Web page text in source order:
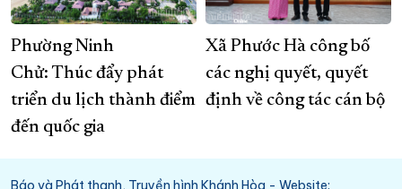
Phường Ninh
Chử: Thúc đẩy phát
triển du lịch thành điểm
đến quốc gia
Xã Phước Hà công bố
các nghị quyết, quyết
định về công tác cán bộ
Báo và Phát thanh, Truyền hình Khánh Hòa - Website: